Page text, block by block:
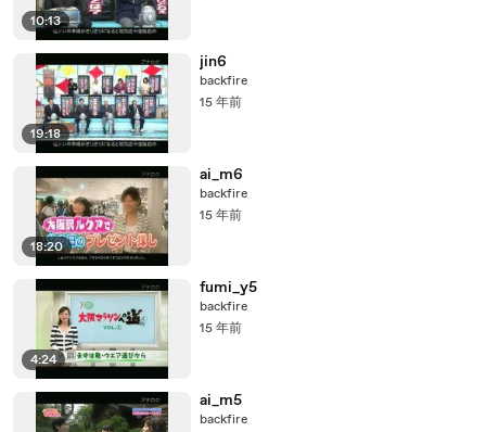
10:13
19:18
jin6
backfire
15 年前
18:20
ai_m6
backfire
15 年前
4:24
fumi_y5
backfire
15 年前
ai_m5
backfire